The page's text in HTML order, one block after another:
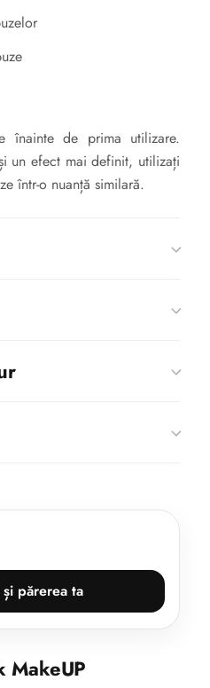
înainte de prima utilizare.
un efect mai definit, utilizați
într-o nuanță similară.
părerea ta
MakeUP